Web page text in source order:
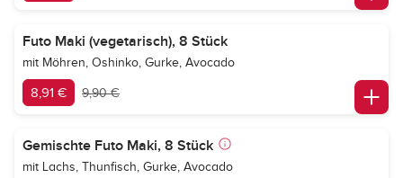
Futo Maki (vegetarisch), 8 Stück
mit Möhren, Oshinko, Gurke, Avocado
8,91 € 9,90 €
Gemischte Futo Maki, 8 Stück
mit Lachs, Thunfisch, Gurke, Avocado